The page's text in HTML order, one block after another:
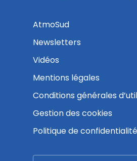
AtmoSud
Newsletters
Vidéos
Mentions légales
Conditions générales
Gestion des cookies
Politique de confidentialité